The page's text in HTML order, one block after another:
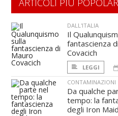
ARTICOLI PIÙ
DALL'ITALIA
Il
fantascienza
Covacich
LEGGI
CONTAMINAZIONI
Da qualche
tempo: la
degli Iron